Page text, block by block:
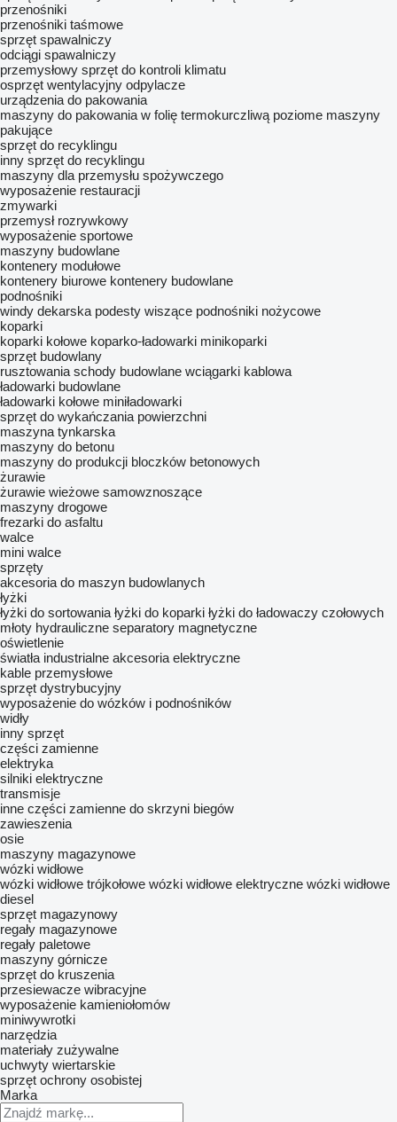
przenośniki
przenośniki taśmowe
sprzęt spawalniczy
odciągi spawalniczy
przemysłowy sprzęt do kontroli klimatu
osprzęt wentylacyjny odpylacze
urządzenia do pakowania
maszyny do pakowania w folię termokurczliwą poziome maszyny
pakujące
sprzęt do recyklingu
inny sprzęt do recyklingu
maszyny dla przemysłu spożywczego
wyposażenie restauracji
zmywarki
przemysł rozrywkowy
wyposażenie sportowe
maszyny budowlane
kontenery modułowe
kontenery biurowe kontenery budowlane
podnośniki
windy dekarska podesty wiszące podnośniki nożycowe
koparki
koparki kołowe koparko-ładowarki minikoparki
sprzęt budowlany
rusztowania schody budowlane wciągarki kablowa
ładowarki budowlane
ładowarki kołowe miniładowarki
sprzęt do wykańczania powierzchni
maszyna tynkarska
maszyny do betonu
maszyny do produkcji bloczków betonowych
żurawie
żurawie wieżowe samowznoszące
maszyny drogowe
frezarki do asfaltu
walce
mini walce
sprzęty
akcesoria do maszyn budowlanych
łyżki
łyżki do sortowania łyżki do koparki łyżki do ładowaczy czołowych
młoty hydrauliczne separatory magnetyczne
oświetlenie
światła industrialne akcesoria elektryczne
kable przemysłowe
sprzęt dystrybucyjny
wyposażenie do wózków i podnośników
widły
inny sprzęt
części zamienne
elektryka
silniki elektryczne
transmisje
inne części zamienne do skrzyni biegów
zawieszenia
osie
maszyny magazynowe
wózki widłowe
wózki widłowe trójkołowe wózki widłowe elektryczne wózki widłowe
diesel
sprzęt magazynowy
regały magazynowe
regały paletowe
maszyny górnicze
sprzęt do kruszenia
przesiewacze wibracyjne
wyposażenie kamieniołomów
miniwywrotki
narzędzia
materiały zużywalne
uchwyty wiertarskie
sprzęt ochrony osobistej
Marka